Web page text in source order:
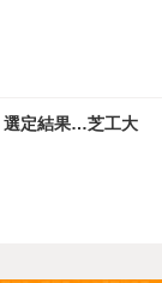
選定結果…芝工大